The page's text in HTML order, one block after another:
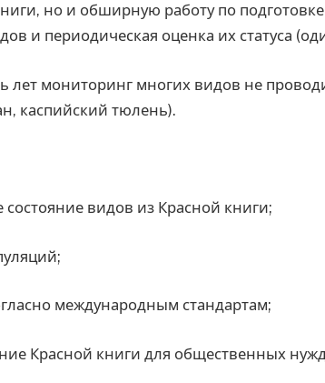
но и обширную работу по подготовке
и периодическая оценка их статуса
лет мониторинг многих видов не
каспийский тюлень).
видов из Красной книги;
международным стандартам;
Красной книги для общественных